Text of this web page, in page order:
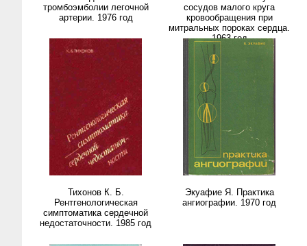
тромбоэмболии легочной
артерии. 1976 год
сосудов малого круга
кровообращения при
митральных пороках сердца.
1963 год
Тихонов К. Б.
Рентгенологическая
симптоматика сердечной
недостаточности. 1985 год
Экуафие Я. Практика
ангиографии. 1970 год